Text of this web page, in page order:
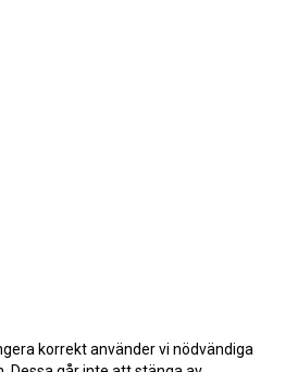
korrekt använder vi nödvändiga